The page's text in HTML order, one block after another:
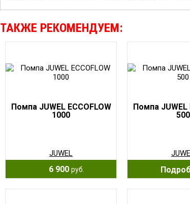
ТАКЖЕ РЕКОМЕНДУЕМ:
Помпа JUWEL ECCOFLOW
1000
JUWEL
6 900 руб.
Помпа JUWEL
500